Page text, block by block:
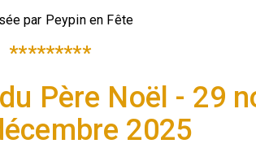
par Peypin en Fête
*********
Père Noël - 29
2025